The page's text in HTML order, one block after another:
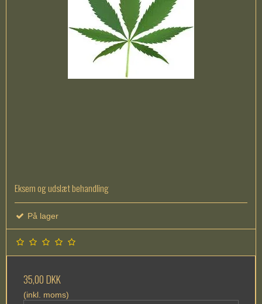
Eksem og udslæt behandling
På lager
35,00 DKK
(inkl. moms)